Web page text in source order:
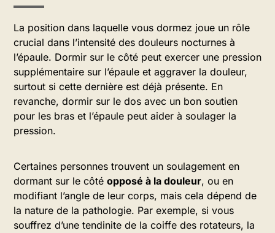
La position dans laquelle vous dormez joue un rôle
crucial dans l’intensité des douleurs nocturnes à
l’épaule. Dormir sur le côté peut exercer une pression
supplémentaire sur l’épaule et aggraver la douleur,
surtout si cette dernière est déjà présente. En
revanche, dormir sur le dos avec un bon soutien
pour les bras et l’épaule peut aider à soulager la
pression.
Certaines personnes trouvent un soulagement en
dormant sur le côté opposé à la douleur, ou en
modifiant l’angle de leur corps, mais cela dépend de
la nature de la pathologie. Par exemple, si vous
souffrez d’une tendinite de la coiffe des rotateurs, la